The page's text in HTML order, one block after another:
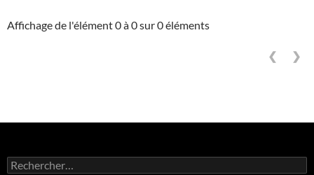
Affichage de l'élément 0 à 0 sur 0 éléments
❮ ❯
Rechercher :